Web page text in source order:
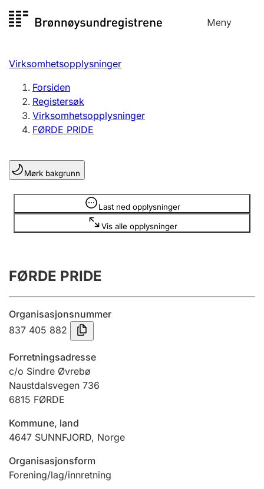
til
Meny
Registersøk
Aksjeselskap
Enkeltpersonforetak
Registrere, endre, slette
Lag og forening
Registrere, endre, slette
Årsregnskap
Innsending og forsinkelsesgebyr
Jeger
Betaling og jegeravgiftskort
Ektepaktveileder
Virksomhetsopplysninger
Forsiden
Registersøk
Virksomhetsopplysninger
FØRDE PRIDE
Mørk bakgrunn
Last ned opplysninger
Vis alle opplysninger
Opplysninger er skjult
FØRDE PRIDE
Organisasjonsnummer
837 405 882
Forretningsadresse
c/o Sindre Øvrebø
Naustdalsvegen 736
6815 FØRDE
Kommune, land
4647 SUNNFJORD, Norge
Organisasjonsform
Forening/lag/innretning